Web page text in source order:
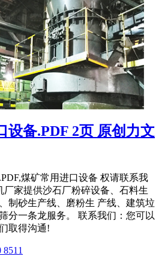
设备.PDF 2页 原创力文
煤矿常用进口设备 权请联系我
厂家提供沙石厂粉碎设备、石料生
制砂生产线、磨粉生 产线、建筑垃
分一条龙服务。 联系我们：您可以
取得沟通!